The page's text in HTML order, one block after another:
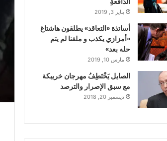
يناير 3, 2019
أساتذة «التعاقد» يطلقون هاشتاغ
«أمزازي يكذب و ملفنا لم يتم
حله بعد»
مارس 10, 2019
الصايل يَخْتَطِفُ مهرجان خريبكة
مع سبق الإصرار والترصد
ديسمبر 20, 2018